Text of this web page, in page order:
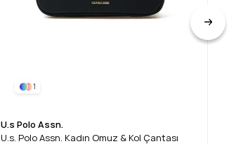
1
U.s Polo Assn.
U.s. Polo Assn. Kadın Omuz & Kol Çantası